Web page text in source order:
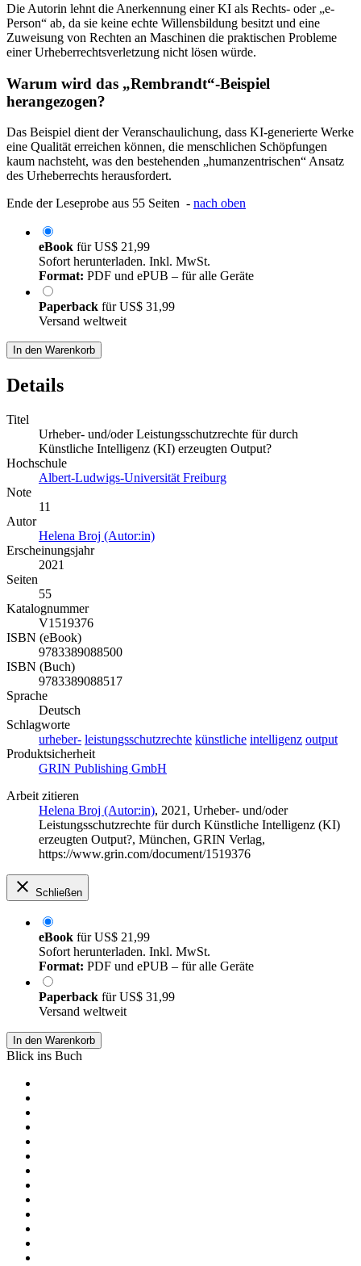
Die Autorin lehnt die Anerkennung einer KI als Rechts- oder „e-
Person“ ab, da sie keine echte Willensbildung besitzt und eine
Zuweisung von Rechten an Maschinen die praktischen Probleme
einer Urheberrechtsverletzung nicht lösen würde.
Warum wird das „Rembrandt“-Beispiel
herangezogen?
Das Beispiel dient der Veranschaulichung, dass KI-generierte Werke
eine Qualität erreichen können, die menschlichen Schöpfungen
kaum nachsteht, was den bestehenden „humanzentrischen“ Ansatz
des Urheberrechts herausfordert.
Ende der Leseprobe aus 55 Seiten - nach oben
eBook fürUS$ 21,99
Sofort herunterladen. Inkl. MwSt.
Format: PDF und ePUB – für alle Geräte
Paperback fürUS$ 31,99
Versand weltweit
In den Warenkorb
Details
Titel
Urheber‐ und/oder Leistungsschutzrechte für durch
Künstliche Intelligenz (KI) erzeugten Output?
Hochschule
Albert-Ludwigs-Universität Freiburg
Note
11
Autor
Helena Broj (Autor:in)
Erscheinungsjahr
2021
Seiten
55
Katalognummer
V1519376
ISBN (eBook)
9783389088500
ISBN (Buch)
9783389088517
Sprache
Deutsch
Schlagworte
urheber‐ leistungsschutzrechte künstliche intelligenz output
Produktsicherheit
GRIN Publishing GmbH
Arbeit zitieren
Helena Broj (Autor:in), 2021, Urheber‐ und/oder
Leistungsschutzrechte für durch Künstliche Intelligenz (KI)
erzeugten Output?, München, GRIN Verlag,
https://www.grin.com/document/1519376
Schließen
eBook fürUS$ 21,99
Sofort herunterladen. Inkl. MwSt.
Format: PDF und ePUB – für alle Geräte
Paperback fürUS$ 31,99
Versand weltweit
In den Warenkorb
Blick ins Buch